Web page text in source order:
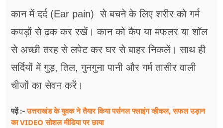
कान में दर्द (Ear pain) से बचने के लिए शरीर को गर्म
कपड़ों से ढ़क कर रखें। कान को कैप या मफलर या शॉल
से अच्छी तरह से लपेट कर घर से बाहर निकलें। साथ ही
सर्दियों में गुड़, तिल, गुनगुना पानी और गर्म तासीर वाली
चीजों का सेवन करें।
पढ़ें :-उत्तराखंड के युवक ने तैयार किया पर्सनल फ्लाइंग व्हीकल, सफल उड़ान
का VIDEO सोशल मीडिया पर छाया